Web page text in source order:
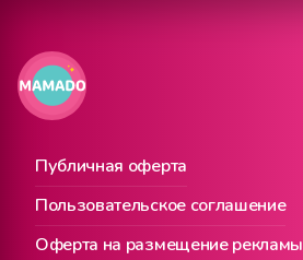
Публичная оферта
Пользовательское соглашение
Оферта на размещение рекламы